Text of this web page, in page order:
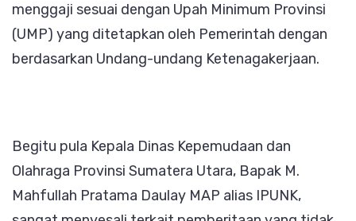
menggaji sesuai dengan Upah Minimum Provinsi
(UMP) yang ditetapkan oleh Pemerintah dengan
berdasarkan Undang-undang Ketenagakerjaan.
Begitu pula Kepala Dinas Kepemudaan dan
Olahraga Provinsi Sumatera Utara, Bapak M.
Mahfullah Pratama Daulay MAP alias IPUNK,